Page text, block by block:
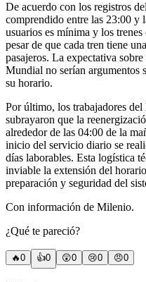
De acuerdo con los registros
comprendido entre las 23:00 y
usuarios es mínima y los
pesar de que cada tren tiene
pasajeros. La expectativa
Mundial no serían argumentos
su horario.
Por último, los trabajadores del
subrayaron que la
alrededor de las 04:00 de la
inicio del servicio diario se
días laborables. Esta logística
inviable la extensión del
preparación y seguridad del
Con información de Milenio.
¿Qué te pareció?
🔥0 👍0 😲0 😢0 😠0